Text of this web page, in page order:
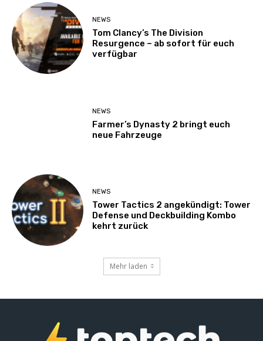
NEWS
Tom Clancy’s The Division
Resurgence – ab sofort für euch
verfügbar
NEWS
Farmer’s Dynasty 2 bringt euch
neue Fahrzeuge
NEWS
Tower Tactics 2 angekündigt: Tower
Defense und Deckbuilding Kombo
kehrt zurück
Mehr laden